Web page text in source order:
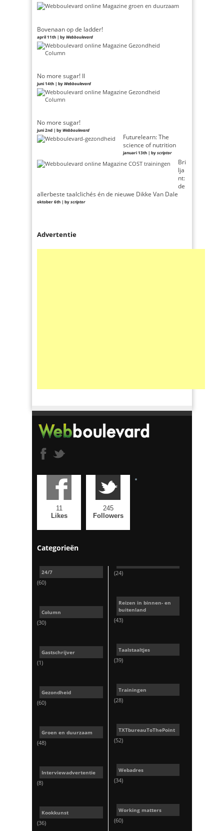
Bovenaan op de ladder!
april 11th | byWebboulevard
No more sugar! II
juni 14th | byWebboulevard
No more sugar!
juni 2nd | byWebboulevard
Futurelearn: The
science of nutrition
januari 13th | byscriptor
Bri
lja
nt:
de
allerbeste taalclichés én de nieuwe Dikke Van Dale
oktober 6th | byscriptor
Advertentie
11
Likes
245
Followers
Categorieën
24/7
(60)
Column
(30)
Gastschrijver
(1)
Gezondheid
(60)
Groen en duurzaam
(48)
Interviewadvertentie
(8)
Kookkunst
(36)
(24)
Reizen in binnen- en
buitenland
(43)
Taalstaaltjes
(39)
Trainingen
(28)
TXTbureauToThePoint
(52)
Webadres
(34)
Working matters
(60)